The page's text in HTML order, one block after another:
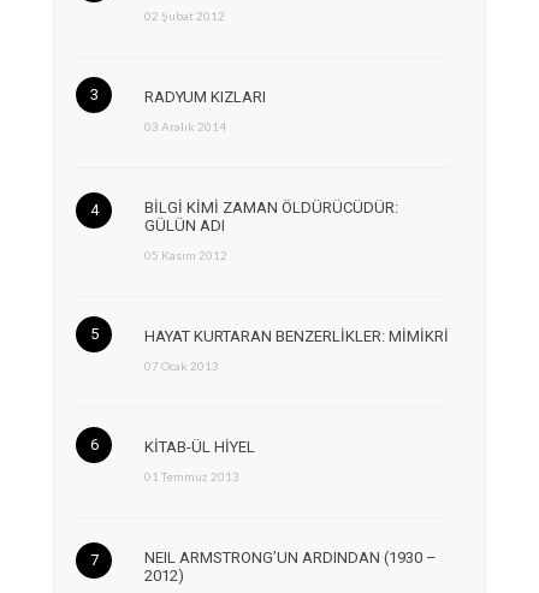
02 Şubat 2012
RADYUM KIZLARI
03 Aralık 2014
BİLGİ KİMİ ZAMAN ÖLDÜRÜCÜDÜR:
GÜLÜN ADI
05 Kasım 2012
HAYAT KURTARAN BENZERLİKLER: MİMİKRİ
07 Ocak 2013
KİTAB-ÜL HİYEL
01 Temmuz 2013
NEIL ARMSTRONG’UN ARDINDAN (1930 –
2012)